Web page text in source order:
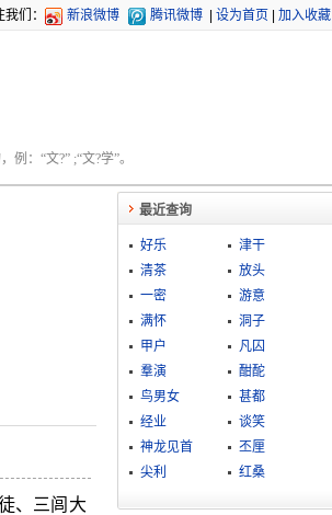
们： 新浪微博 腾讯微博 设为首页 加入收藏
：“文?” ;“文?学”。
、三闾大
最近查询
好乐
津干
清茶
放头
一密
游意
满怀
洞子
甲户
凡囚
羣演
酣酡
鸟男女
甚都
经业
谈笑
神龙见首
丕厘
尖利
红桑